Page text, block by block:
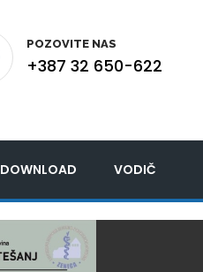
POZOVITE NAS
+387 32 650-622
DOWNLOAD VODIČ